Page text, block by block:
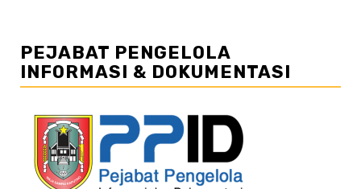
PEJABAT PENGELOLA
INFORMASI & DOKUMENTASI